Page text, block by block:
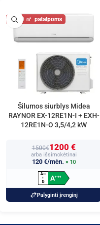
60
Šilumos siurblys Midea
RAYNOR EX-12RE1N-I + EXH-
12RE1N-O 3,5/4,2 kW
1500€1200 €
arba išsimokėtinai
120 €/mėn. × 10
A+++
↑
D
A+++
Palyginti įrenginį